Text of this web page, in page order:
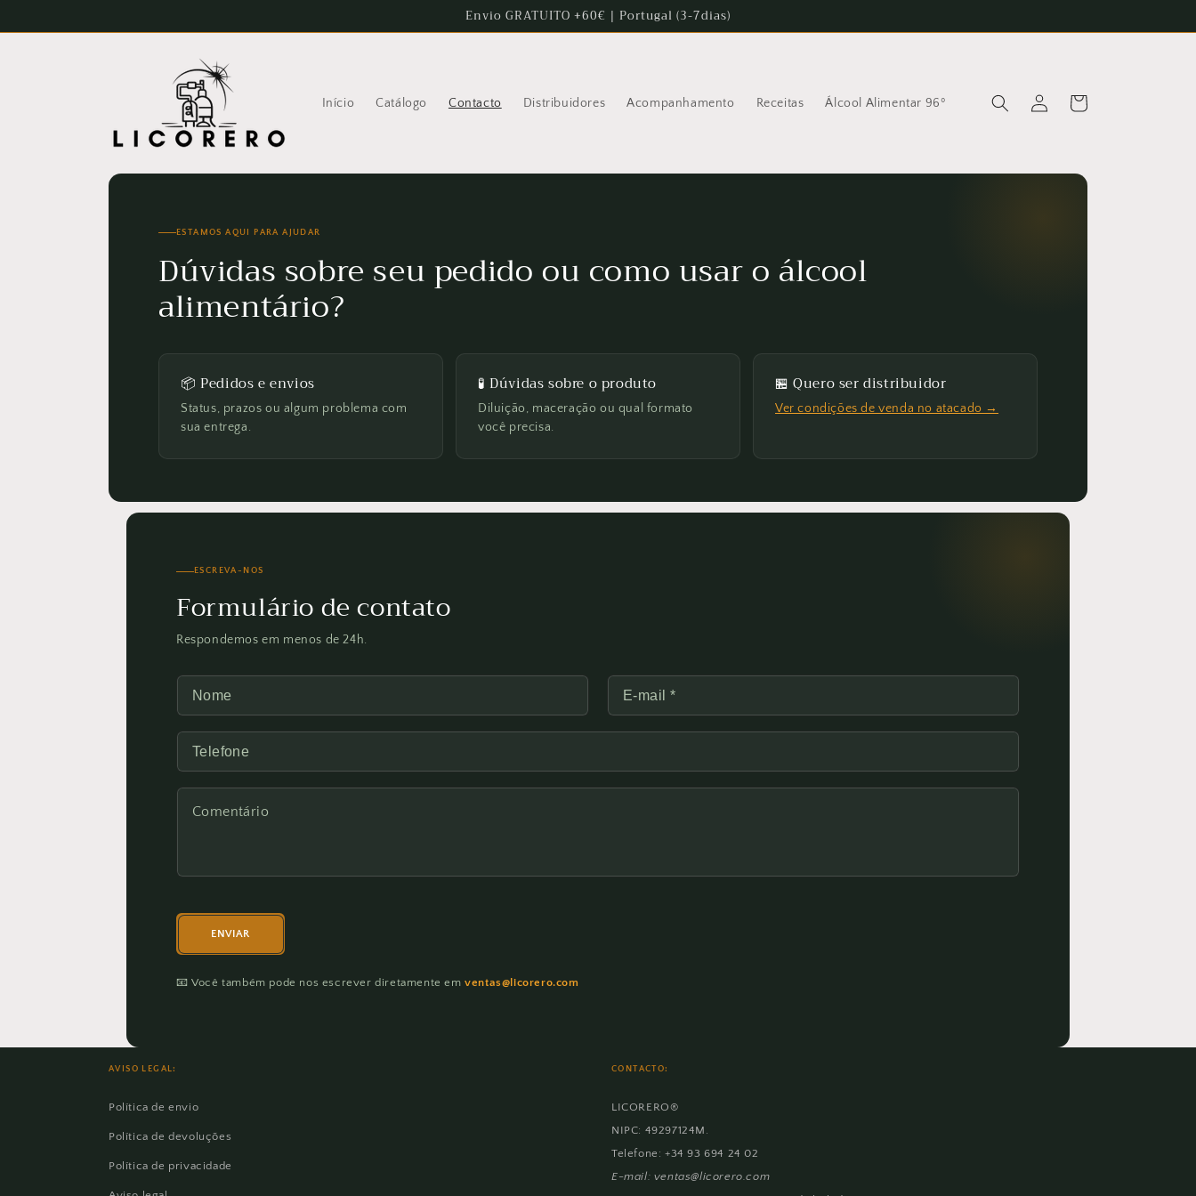
conteúdo
Envio GRATUITO +60€ | Portugal (3-7dias)
Início Catálogo Contacto Distribuidores Acompanhamento Receitas Álcool Alimentar 96º
sessão
Carrinho
ESTAMOS AQUI PARA AJUDAR
Dúvidas sobre seu pedido ou como usar o álcool
alimentário?
📦 Pedidos e envios
Status, prazos ou algum problema com
sua entrega.
🧪 Dúvidas sobre o produto
Diluição, maceração ou qual formato
você precisa.
🏪 Quero ser distribuidor
Ver condições de venda no atacado →
ESCREVA-NOS
Formulário de contato
Respondemos em menos de 24h.
ENVIAR
📧 Você também pode nos escrever diretamente emventas@licorero.com
AVISO LEGAL:
Política de envio
Política de devoluções
Política de privacidade
CONTACTO:
LICORERO®
NIPC: 49297124M.
Telefone: +34 93 694 24 02
E-mail: ventas@licorero.com